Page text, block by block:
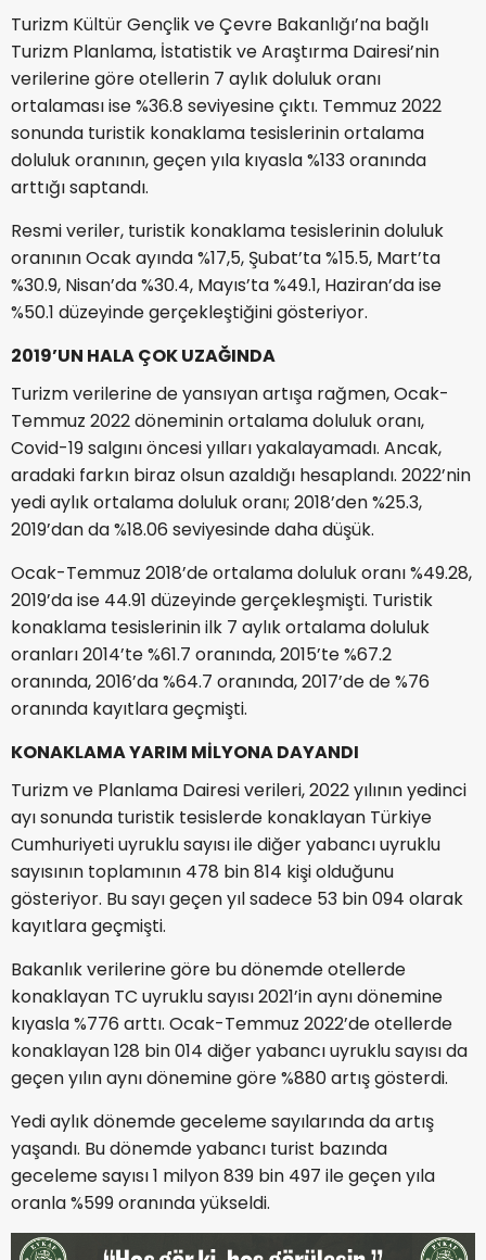
Turizm Kültür Gençlik ve Çevre Bakanlığı’na bağlı
Turizm Planlama, İstatistik ve Araştırma Dairesi’nin
verilerine göre otellerin 7 aylık doluluk oranı
ortalaması ise %36.8 seviyesine çıktı. Temmuz 2022
sonunda turistik konaklama tesislerinin ortalama
doluluk oranının, geçen yıla kıyasla %133 oranında
arttığı saptandı.
Resmi veriler, turistik konaklama tesislerinin doluluk
oranının Ocak ayında %17,5, Şubat’ta %15.5, Mart’ta
%30.9, Nisan’da %30.4, Mayıs’ta %49.1, Haziran’da ise
%50.1 düzeyinde gerçekleştiğini gösteriyor.
2019’UN HALA ÇOK UZAĞINDA
Turizm verilerine de yansıyan artışa rağmen, Ocak-
Temmuz 2022 döneminin ortalama doluluk oranı,
Covid-19 salgını öncesi yılları yakalayamadı. Ancak,
aradaki farkın biraz olsun azaldığı hesaplandı. 2022’nin
yedi aylık ortalama doluluk oranı; 2018’den %25.3,
2019’dan da %18.06 seviyesinde daha düşük.
Ocak-Temmuz 2018’de ortalama doluluk oranı %49.28,
2019’da ise 44.91 düzeyinde gerçekleşmişti. Turistik
konaklama tesislerinin ilk 7 aylık ortalama doluluk
oranları 2014’te %61.7 oranında, 2015’te %67.2
oranında, 2016’da %64.7 oranında, 2017’de de %76
oranında kayıtlara geçmişti.
KONAKLAMA YARIM MİLYONA DAYANDI
Turizm ve Planlama Dairesi verileri, 2022 yılının yedinci
ayı sonunda turistik tesislerde konaklayan Türkiye
Cumhuriyeti uyruklu sayısı ile diğer yabancı uyruklu
sayısının toplamının 478 bin 814 kişi olduğunu
gösteriyor. Bu sayı geçen yıl sadece 53 bin 094 olarak
kayıtlara geçmişti.
Bakanlık verilerine göre bu dönemde otellerde
konaklayan TC uyruklu sayısı 2021’in aynı dönemine
kıyasla %776 arttı. Ocak-Temmuz 2022’de otellerde
konaklayan 128 bin 014 diğer yabancı uyruklu sayısı da
geçen yılın aynı dönemine göre %880 artış gösterdi.
Yedi aylık dönemde geceleme sayılarında da artış
yaşandı. Bu dönemde yabancı turist bazında
geceleme sayısı 1 milyon 839 bin 497 ile geçen yıla
oranla %599 oranında yükseldi.